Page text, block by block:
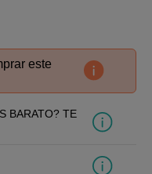
este
BARATO? TE